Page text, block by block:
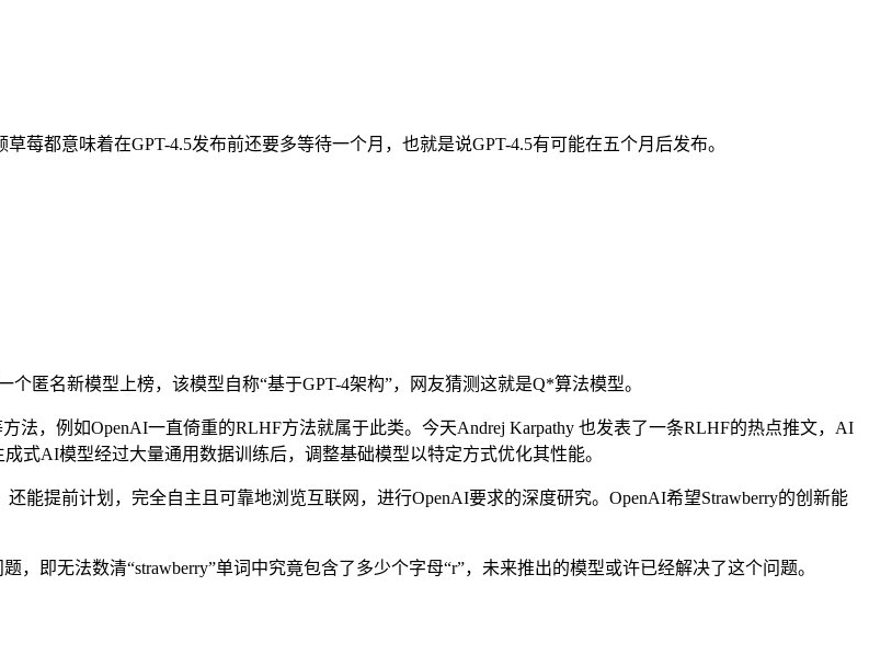
都意味着在GPT-4.5发布前还要多等待一个月，也就是说GPT-4.5有可能在五个月后发布。
名新模型上榜，该模型自称“基于GPT-4架构”，网友猜测这就是Q*算法模型。
，例如OpenAI一直倚重的RLHF方法就属于此类。今天Andrej Karpathy 也发表了一条RLHF的热点推文，AI
式AI模型经过大量通用数据训练后，调整基础模型以特定方式优化其性能。
提前计划，完全自主且可靠地浏览互联网，进行OpenAI要求的深度研究。OpenAI希望Strawberry的创新能
无法数清“strawberry”单词中究竟包含了多少个字母“r”，未来推出的模型或许已经解决了这个问题。